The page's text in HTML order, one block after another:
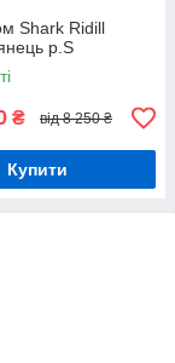
Shark Ridill
р.S
₴ від 8 250 ₴
Купити